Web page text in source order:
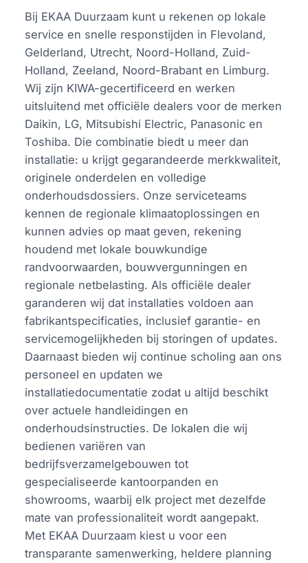
Bij EKAA Duurzaam kunt u rekenen op lokale
service en snelle responstijden in Flevoland,
Gelderland, Utrecht, Noord-Holland, Zuid-
Holland, Zeeland, Noord-Brabant en Limburg.
Wij zijn KIWA-gecertificeerd en werken
uitsluitend met officiële dealers voor de merken
Daikin, LG, Mitsubishi Electric, Panasonic en
Toshiba. Die combinatie biedt u meer dan
installatie: u krijgt gegarandeerde merkkwaliteit,
originele onderdelen en volledige
onderhoudsdossiers. Onze serviceteams
kennen de regionale klimaatoplossingen en
kunnen advies op maat geven, rekening
houdend met lokale bouwkundige
randvoorwaarden, bouwvergunningen en
regionale netbelasting. Als officiële dealer
garanderen wij dat installaties voldoen aan
fabrikantspecificaties, inclusief garantie- en
servicemogelijkheden bij storingen of updates.
Daarnaast bieden wij continue scholing aan ons
personeel en updaten we
installatiedocumentatie zodat u altijd beschikt
over actuele handleidingen en
onderhoudsinstructies. De lokalen die wij
bedienen variëren van
bedrijfsverzamelgebouwen tot
gespecialiseerde kantoorpanden en
showrooms, waarbij elk project met dezelfde
mate van professionaliteit wordt aangepakt.
Met EKAA Duurzaam kiest u voor een
transparante samenwerking, heldere planning